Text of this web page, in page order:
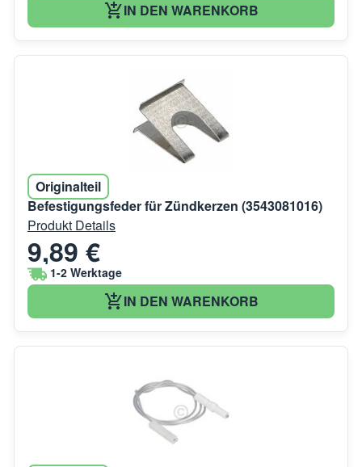
IN DEN WARENKORB
Originalteil
Befestigungsfeder für Zündkerzen (3543081016)
Produkt Details
9,89 €
1-2 Werktage
IN DEN WARENKORB